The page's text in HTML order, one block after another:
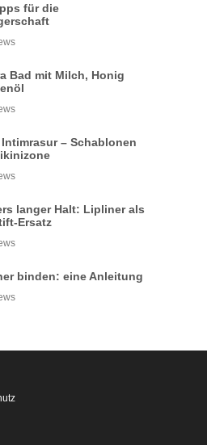
für die
Bad mit Milch, Honig
– Schablonen
langer Halt: Lipliner als
Ersatz
binden: eine Anleitung